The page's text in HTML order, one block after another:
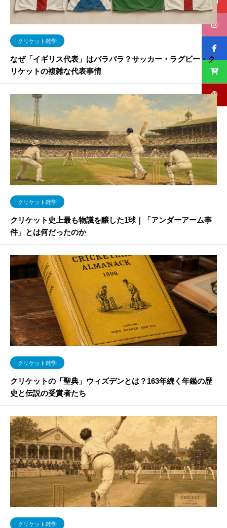
クリケット雑学
なぜ「イギリス代表」はバラバラ？サッカー・ラグビー・ク
リケットの複雑な代表事情
クリケット雑学
クリケット史上最も物議を醸した1球｜「アンダーアーム事
件」とは何だったのか
クリケット雑学
クリケットの「聖典」ウィズデンとは？163年続く年鑑の歴
史と伝説の受賞者たち
クリケット雑学